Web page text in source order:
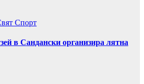
Спорт
в Сандански организира лятна